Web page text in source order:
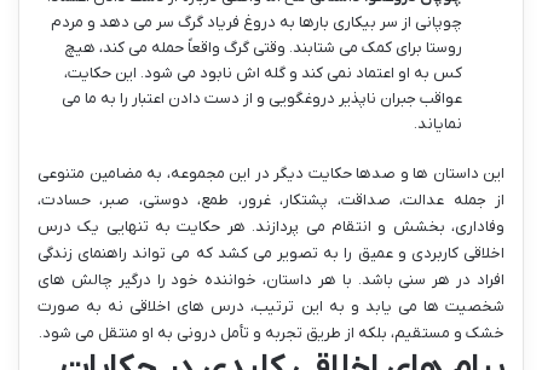
چوپانی از سر بیکاری بارها به دروغ فریاد گرگ سر می دهد و مردم
روستا برای کمک می شتابند. وقتی گرگ واقعاً حمله می کند، هیچ
کس به او اعتماد نمی کند و گله اش نابود می شود. این حکایت،
عواقب جبران ناپذیر دروغگویی و از دست دادن اعتبار را به ما می
نمایاند.
این داستان ها و صدها حکایت دیگر در این مجموعه، به مضامین متنوعی
از جمله عدالت، صداقت، پشتکار، غرور، طمع، دوستی، صبر، حسادت،
وفاداری، بخشش و انتقام می پردازند. هر حکایت به تنهایی یک درس
اخلاقی کاربردی و عمیق را به تصویر می کشد که می تواند راهنمای زندگی
افراد در هر سنی باشد. با هر داستان، خواننده خود را درگیر چالش های
شخصیت ها می یابد و به این ترتیب، درس های اخلاقی نه به صورت
خشک و مستقیم، بلکه از طریق تجربه و تأمل درونی به او منتقل می شود.